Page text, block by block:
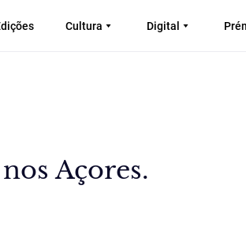
Cultura Digital
Açores.